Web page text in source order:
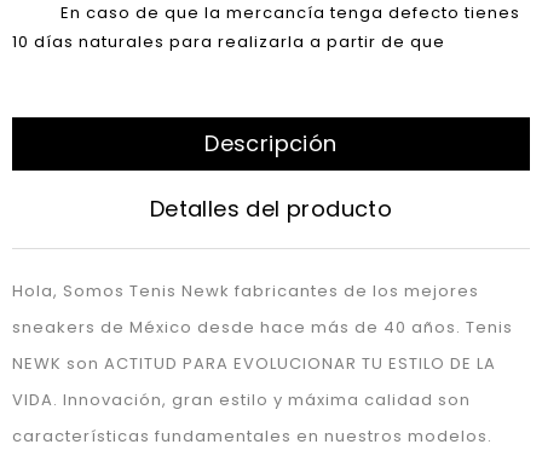
En caso de que la mercancía tenga defecto tienes
10 días naturales para realizarla a partir de que
Descripción
Detalles del producto
Hola, Somos Tenis Newk fabricantes de los mejores
sneakers de México desde hace más de 40 años. Tenis
NEWK son ACTITUD PARA EVOLUCIONAR TU ESTILO DE LA
VIDA. Innovación, gran estilo y máxima calidad son
características fundamentales en nuestros modelos.